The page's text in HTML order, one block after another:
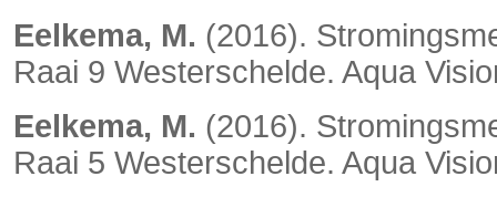
Eelkema, M. (2016).
Raai 9 Westerschelde. Aqua
Eelkema, M. (2016).
Raai 5 Westerschelde. Aqua